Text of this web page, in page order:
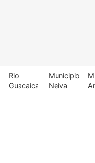
Rio
Guacaica
Municipio
Neiva